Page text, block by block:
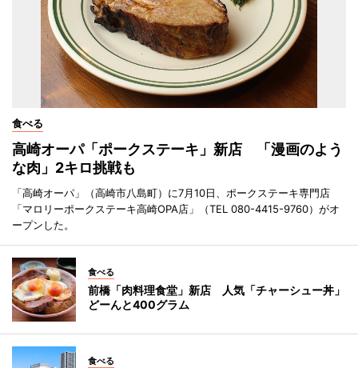
食べる
高崎オーパ「ポークステーキ」新店 「漫画のよう
な肉」2キロ挑戦も
「高崎オーパ」（高崎市八島町）に7月10日、ポークステーキ専門店
「マロリーポークステーキ高崎OPA店」（TEL 080-4415-9760）がオ
ープンした。
食べる
前橋「肉料理食堂」新店 人気「チャーシュー丼」
どーんと400グラム
食べる